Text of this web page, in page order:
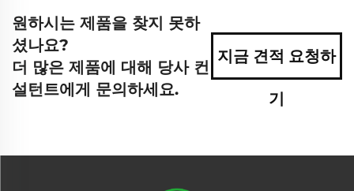
원하시는 제품을 찾지 못하
셨나요?
더 많은 제품에 대해 당사 컨
설턴트에게 문의하세요.
지금 견적 요청하
기